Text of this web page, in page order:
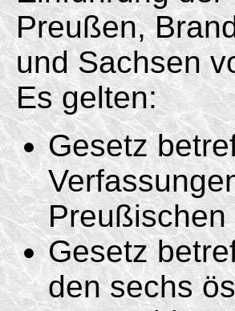
Preußen,
und Sachsen
Es gelten:
Gesetz
Gesetz
den sechs